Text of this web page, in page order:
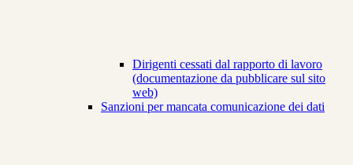
Dirigenti cessati dal rapporto di lavoro
(documentazione da pubblicare sul sito
web)
Sanzioni per mancata comunicazione dei dati